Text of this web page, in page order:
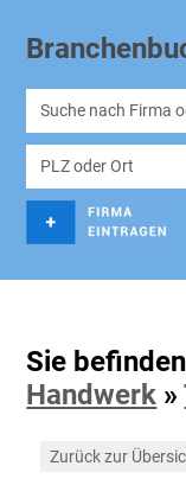
Sie
Handwerk »
Zurück zur